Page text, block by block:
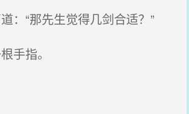
：“那先生觉得几剑合适？”
手指。